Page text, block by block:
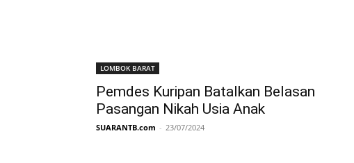
LOMBOK BARAT
Pemdes Kuripan Batalkan Belasan
Pasangan Nikah Usia Anak
SUARANTB.com - 23/07/2024